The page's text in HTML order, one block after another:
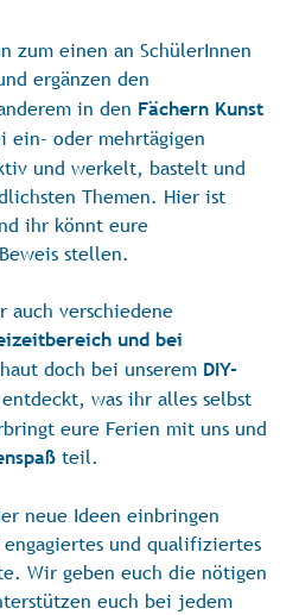
zum einen an SchülerInnen
ergänzen den
in den Fächern Kunst
ein- oder mehrtägigen
und werkelt, bastelt und
Themen. Hier ist
ihr könnt eure
stellen.
auch verschiedene
und bei
doch bei unserem DIY-
was ihr alles selbst
eure Ferien mit uns und
teil.
neue Ideen einbringen
und qualifiziertes
Wir geben euch die nötigen
euch bei jedem